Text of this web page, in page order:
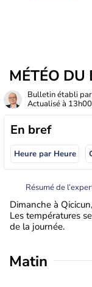
MÉTÉO
Bulletin établi par
Actualisé à 13h00
En bref
Heure par Heure
Résumé de
Dimanche à
Les températures
de la journée.
Matin